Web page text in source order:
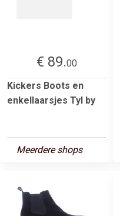
€ 89.00
Kickers Boots en
enkellaarsjes Tyl by
Meerdere shops